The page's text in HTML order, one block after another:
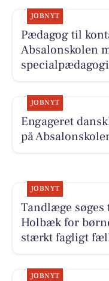
JOBNYT
Pædagog til
Absalonskolen
JOBNYT
Engageret
på
JOBNYT
Tandlæge
Holbæk for
stærkt fagligt
JOBNYT